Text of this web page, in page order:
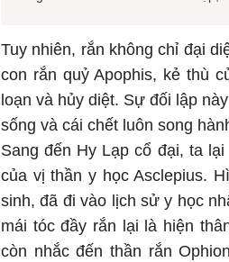
Tuy nhiên, rắn không chỉ đại
con rắn quỷ Apophis, kẻ thù
loạn và hủy diệt. Sự đối lập
sống và cái chết luôn song
Sang đến Hy Lạp cổ đại, ta
của vị thần y học Asclepius.
sinh, đã đi vào lịch sử y học
mái tóc đầy rắn lại là hiện
còn nhắc đến thần rắn